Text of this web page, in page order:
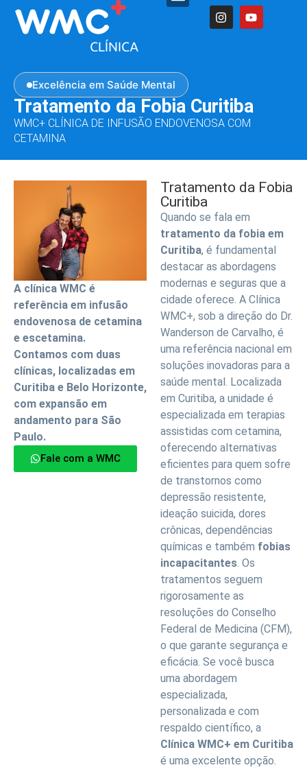
Excelência em Saúde Mental
Tratamento da Fobia Curitiba
WMC+ CLÍNICA DE INFUSÃO ENDOVENOSA COM
CETAMINA
A clínica WMC é
referência em infusão
endovenosa de cetamina
e escetamina.
Contamos com duas
clínicas, localizadas em
Curitiba e Belo Horizonte,
com expansão em
andamento para São
Paulo.
Fale com a WMC
Tratamento da Fobia
Curitiba
Quando se fala em
tratamento da fobia em
Curitiba, é fundamental
destacar as abordagens
modernas e seguras que a
cidade oferece. A Clínica
WMC+, sob a direção do Dr.
Wanderson de Carvalho, é
uma referência nacional em
soluções inovadoras para a
saúde mental. Localizada
em Curitiba, a unidade é
especializada em terapias
assistidas com cetamina,
oferecendo alternativas
eficientes para quem sofre
de transtornos como
depressão resistente,
ideação suicida, dores
crônicas, dependências
químicas e também fobias
incapacitantes. Os
tratamentos seguem
rigorosamente as
resoluções do Conselho
Federal de Medicina (CFM),
o que garante segurança e
eficácia. Se você busca
uma abordagem
especializada,
personalizada e com
respaldo científico, a
Clínica WMC+ em Curitiba
é uma excelente opção.